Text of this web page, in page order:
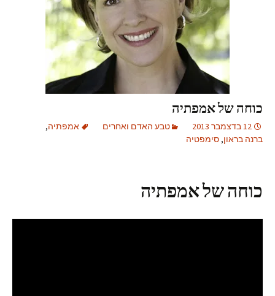
כוחה של אמפתיה
12 בדצמבר 2013 טבע האדם ואחרים אמפתיה,
ברנה בראון, סימפטיה
כוחה של אמפתיה